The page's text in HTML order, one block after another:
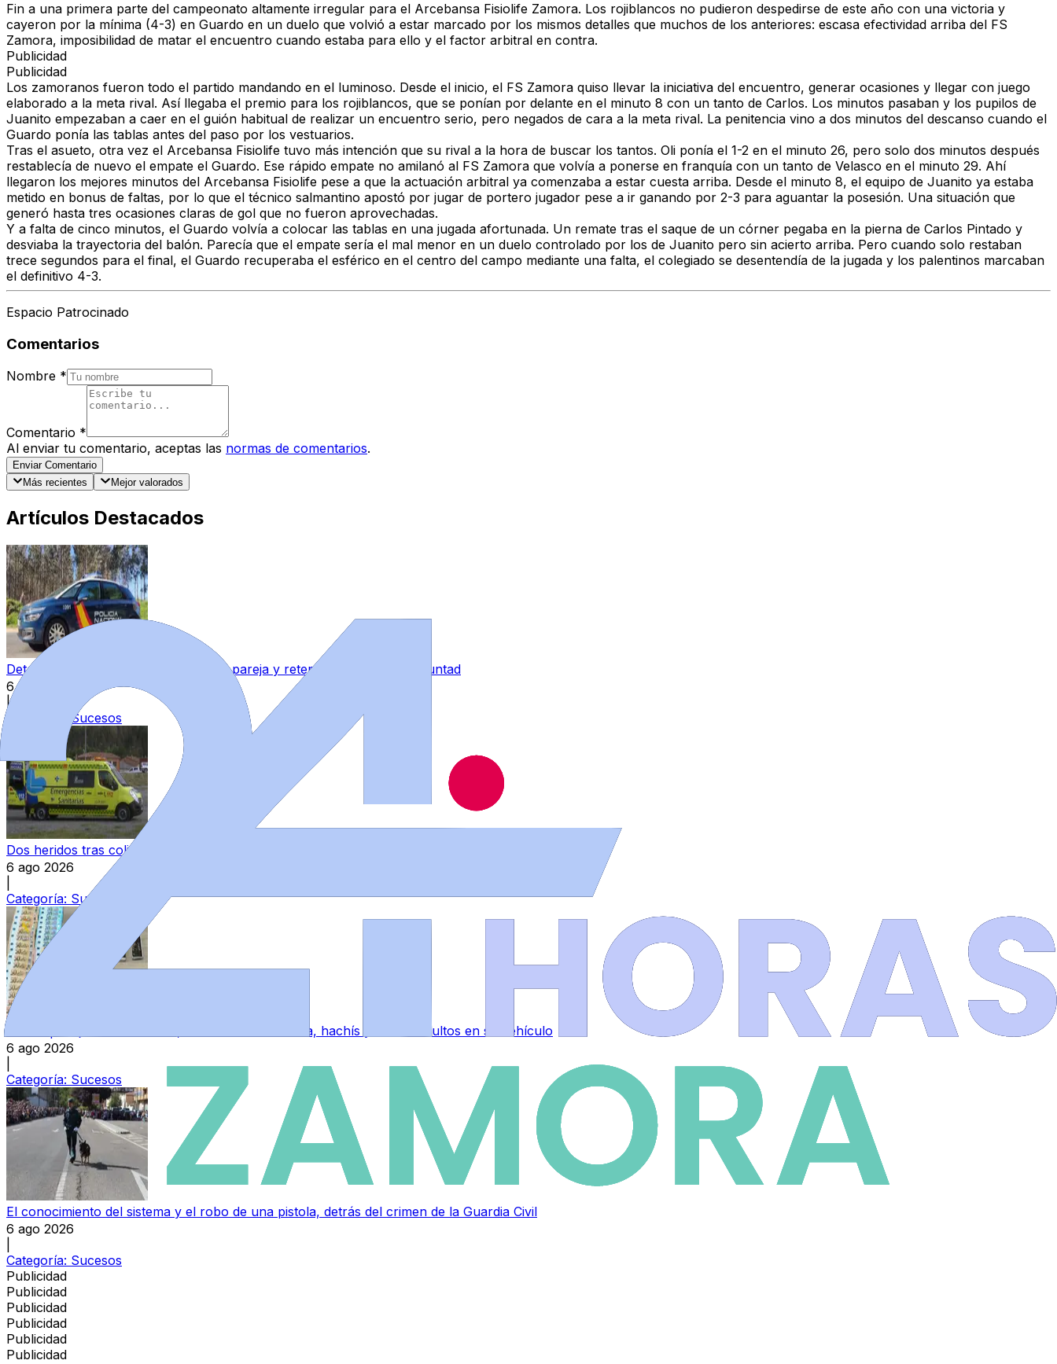
Fin a una primera parte del campeonato altamente irregular para el Arcebansa Fisiolife Zamora. Los rojiblancos no pudieron despedirse de este año con una victoria y
cayeron por la mínima (4-3) en Guardo en un duelo que volvió a estar marcado por los mismos detalles que muchos de los anteriores: escasa efectividad arriba del FS
Zamora, imposibilidad de matar el encuentro cuando estaba para ello y el factor arbitral en contra.
Publicidad
Publicidad
Los zamoranos fueron todo el partido mandando en el luminoso. Desde el inicio, el FS Zamora quiso llevar la iniciativa del encuentro, generar ocasiones y llegar con juego
elaborado a la meta rival. Así llegaba el premio para los rojiblancos, que se ponían por delante en el minuto 8 con un tanto de Carlos. Los minutos pasaban y los pupilos de
Juanito empezaban a caer en el guión habitual de realizar un encuentro serio, pero negados de cara a la meta rival. La penitencia vino a dos minutos del descanso cuando el
Guardo ponía las tablas antes del paso por los vestuarios.
Tras el asueto, otra vez el Arcebansa Fisiolife tuvo más intención que su rival a la hora de buscar los tantos. Oli ponía el 1-2 en el minuto 26, pero solo dos minutos después
restablecía de nuevo el empate el Guardo. Ese rápido empate no amilanó al FS Zamora que volvía a ponerse en franquía con un tanto de Velasco en el minuto 29. Ahí
llegaron los mejores minutos del Arcebansa Fisiolife pese a que la actuación arbitral ya comenzaba a estar cuesta arriba. Desde el minuto 8, el equipo de Juanito ya estaba
metido en bonus de faltas, por lo que el técnico salmantino apostó por jugar de portero jugador pese a ir ganando por 2-3 para aguantar la posesión. Una situación que
generó hasta tres ocasiones claras de gol que no fueron aprovechadas.
Y a falta de cinco minutos, el Guardo volvía a colocar las tablas en una jugada afortunada. Un remate tras el saque de un córner pegaba en la pierna de Carlos Pintado y
desviaba la trayectoria del balón. Parecía que el empate sería el mal menor en un duelo controlado por los de Juanito pero sin acierto arriba. Pero cuando solo restaban
trece segundos para el final, el Guardo recuperaba el esférico en el centro del campo mediante una falta, el colegiado se desentendía de la jugada y los palentinos marcaban
el definitivo 4-3.
Espacio Patrocinado
Comentarios
Nombre *
Comentario *
Al enviar tu comentario, aceptas las normas de comentarios.
Enviar Comentario
Más recientes
Mejor valorados
Artículos Destacados
Detenido en Zamora por agredir a su pareja y reternerla contra su voluntad
6 ago 2026
|
Sucesos
Dos heridos tras colisionar un camión y un turismo en la N-525
6 ago 2026
Categoría: Sucesos
VÍDEO | Un joven zamorano, detenido con cocaína, hachís y dinero ocultos en su vehículo
6 ago 2026
Categoría: Sucesos
El conocimiento del sistema y el robo de una pistola, detrás del crimen de la Guardia Civil
6 ago 2026
Categoría: Sucesos
Publicidad
Publicidad
Publicidad
Publicidad
Publicidad
Publicidad